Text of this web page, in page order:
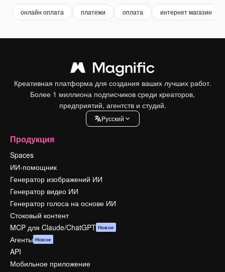
онлайн оплата платежи оплата интернет магазин
Креативная платформа для создания ваших лучших работ.
Более 1 миллиона подписчиков среди креаторов,
предприятий, агентств и студий.
Pусский
Продукция
Spaces
ИИ-помощник
Генератор изображений ИИ
Генератор видео ИИ
Генератор голоса на основе ИИ
Стоковый контент
MCP для Claude/ChatGPT Новое
Агенты Новое
API
Мобильное приложение